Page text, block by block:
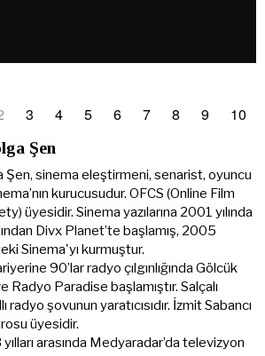
3 4 5 6 7 8 9 10
Şen
Şen, sinema eleştirmeni, senarist, oyuncu
kurucusudur. OFCS (Online Film
üyesidir. Sinema yazılarına 2001 yılında
Divx Planet’te başlamış, 2005
Sinema'yı kurmuştur.
90’lar radyo çılgınlığında Gölcük
Radyo Paradise başlamıştır. Salçalı
radyo şovunun yaratıcısıdır. İzmit Sabancı
üyesidir.
arasında Medyaradar’da televizyon